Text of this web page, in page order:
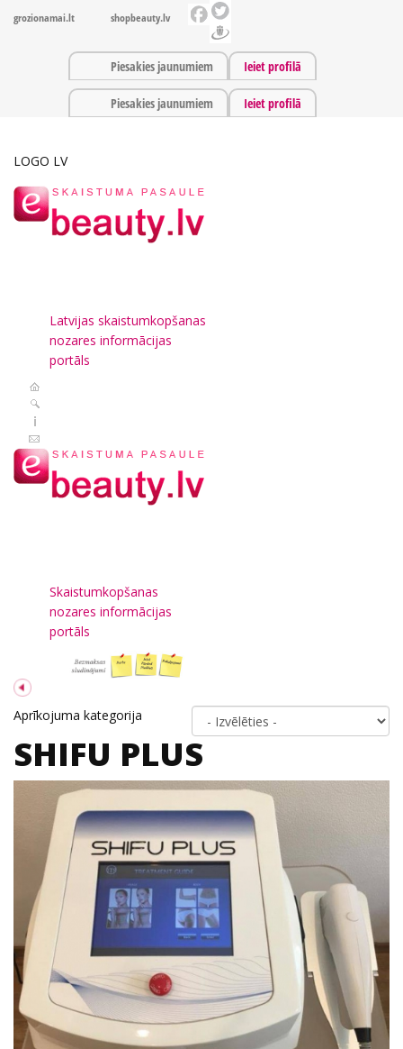
grozionamai.lt shopbeauty.lv
Piesakies jaunumiem Ieiet profilā
Piesakies jaunumiem Ieiet profilā
LOGO LV
Latvijas skaistumkopšanas
nozares informācijas
portāls
Skaistumkopšanas
nozares informācijas
portāls
Aprīkojuma kategorija
SHIFU PLUS